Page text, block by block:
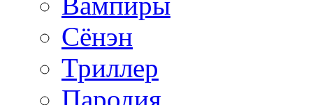
Сёнэн
Триллер
Пародия